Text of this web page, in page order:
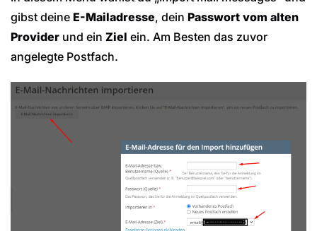
gibst deine E-Mailadresse, dein Passwort vom alten
Provider und ein Ziel ein. Am Besten das zuvor
angelegte Postfach.